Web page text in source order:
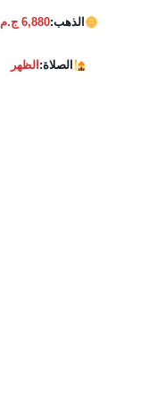
الذهب:6,880 ج.م
الصلاة:الظهر